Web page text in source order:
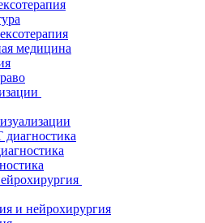
медицина
и нейрохирургия